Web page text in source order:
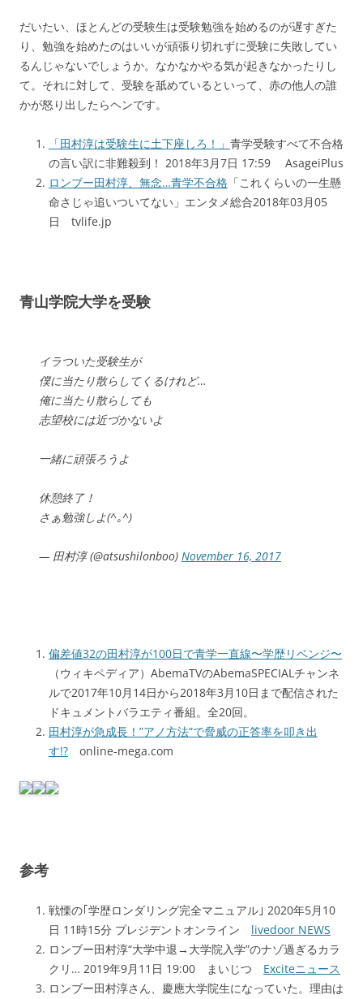
だいたい、ほとんどの受験生は受験勉強を始めるのが遅すぎた
り、勉強を始めたのはいいが頑張り切れずに受験に失敗してい
るんじゃないでしょうか。なかなかやる気が起きなかったりし
て。それに対して、受験を舐めているといって、赤の他人の誰
かが怒り出したらヘンです。
「田村淳は受験生に土下座しろ！」 青学受験すべて不合格
の言い訳に非難殺到！ 2018年3月7日 17:59 AsageiPlus
ロンブー田村淳、無念…青学不合格 「これくらいの一生懸
命さじゃ追いついてない」エンタメ総合2018年03月05
日 tvlife.jp
青山学院大学を受験
イラついた受験生が
僕に当たり散らしてくるけれど…
俺に当たり散らしても
志望校には近づかないよ
一緒に頑張ろうよ
休憩終了！
さぁ勉強しよ(^｡^)
— 田村淳 (@atsushilonboo) November 16, 2017
偏差値32の田村淳が100日で青学一直線〜学歴リベンジ〜
（ウィキペディア）AbemaTVのAbemaSPECIALチャンネ
ルで2017年10月14日から2018年3月10日まで配信された
ドキュメントバラエティ番組。全20回。
田村淳が急成長！”アノ方法”で脅威の正答率を叩き出
す!? online-mega.com
参考
戦慄の｢学歴ロンダリング完全マニュアル｣ 2020年5月10
日 11時15分 プレジデントオンライン livedoor NEWS
ロンブー田村淳“大学中退→大学院入学”のナゾ過ぎるカラ
クリ… 2019年9月11日 19:00 まいじつ Exciteニュース
ロンブー田村淳さん、慶應大学院生になっていた。理由は